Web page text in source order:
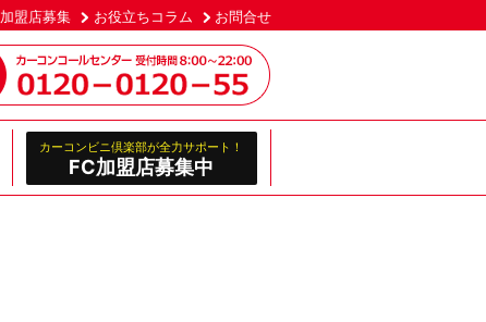
加盟店募集 お役立ちコラム お問合せ
カーコンビニ倶楽部が全力サポート！
FC加盟店募集中